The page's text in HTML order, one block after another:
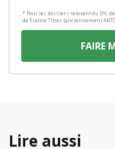
* Pour les dossiers relevant du SIV,
de France Titres (anciennement
FAIRE
Lire aussi